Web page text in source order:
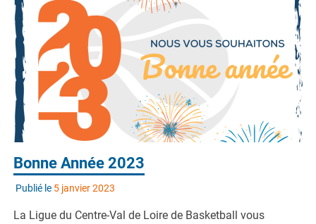
Bonne Année 2023
Publié le 5 janvier 2023
La Ligue du Centre-Val de Loire de Basketball vous